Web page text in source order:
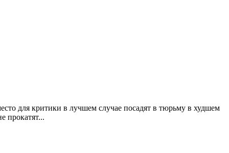
для критики в лучшем случае посадят в тюрьму в худшем
прокатят...